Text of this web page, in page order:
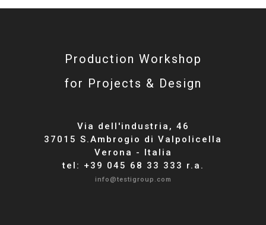
Production Workshop
for Projects & Design
Via dell'industria, 46
37015 S.Ambrogio di Valpolicella
Verona - Italia
tel: +39 045 68 33 333 r.a.
info@testigroup.com